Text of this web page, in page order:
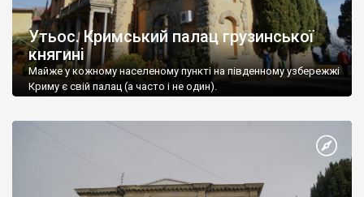
Утьос. Кримський палац грузинської
княгині
Майже у кожному населеному пункті на південному узбережжі
Криму є свій палац (а часто і не один).